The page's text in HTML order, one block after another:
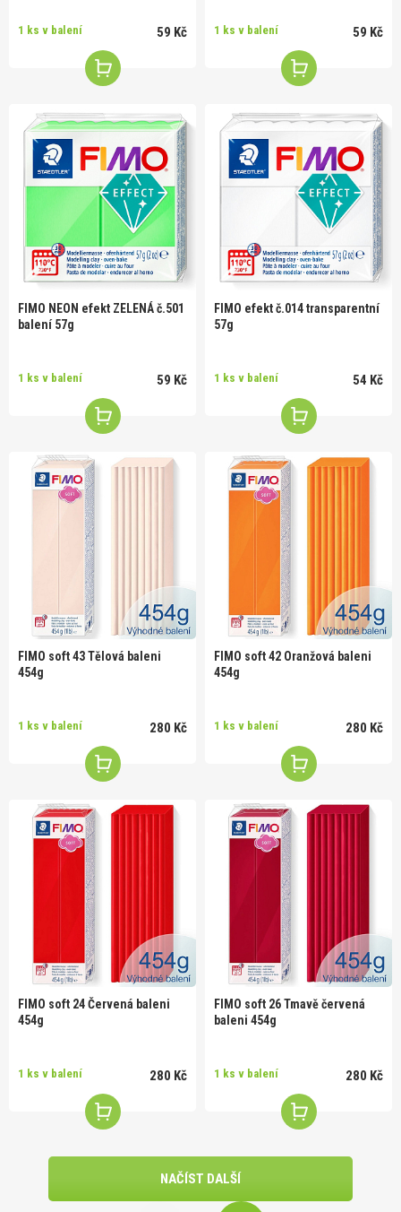
1 ks v balení 59 Kč 1 ks v balení 59 Kč
FIMO NEON efekt ZELENÁ č.501
balení 57g
1 ks v balení 59 Kč
FIMO efekt č.014 transparentní
57g
1 ks v balení 54 Kč
FIMO soft 43 Tělová baleni
454g
1 ks v balení 280 Kč
FIMO soft 42 Oranžová baleni
454g
1 ks v balení 280 Kč
FIMO soft 24 Červená baleni
454g
1 ks v balení 280 Kč
FIMO soft 26 Tmavě červená
baleni 454g
1 ks v balení 280 Kč
NAČÍST DALŠÍ